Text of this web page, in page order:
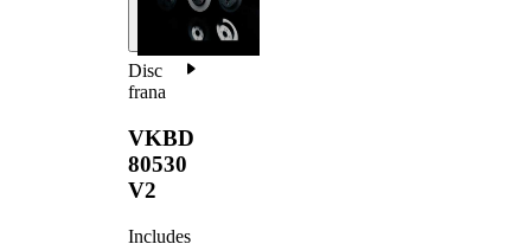
Disc
frana
VKBD
80530
V2
Includes